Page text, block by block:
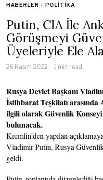
HABERLER / POLITIKA
Putin, CIA İle
Görüşmeyi
Üyeleriyle Ele
26 Kasım 2022 1 min read
Rusya Devlet Başkanı
İstihbarat Teşkilatı arasında
ilgili olarak Güvenlik
bulunacak.
Kremlin’den yapılan
Vladimir Putin, Rusya
geldi.